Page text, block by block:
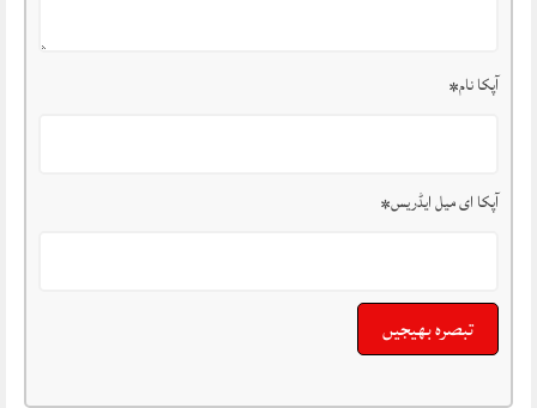
آپکا نام*
آپکا ای میل ایڈریس*